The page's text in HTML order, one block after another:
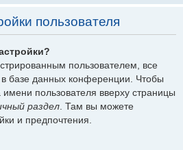
пользователя
пользователем, все
базе данных конференции. Чтобы
пользователя вверху страницы
раздел. Там вы можете
и предпочтения.